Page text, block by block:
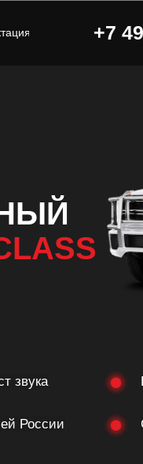
+7
звука
России